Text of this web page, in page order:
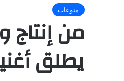
منوعات
من إنتاج
يطلق